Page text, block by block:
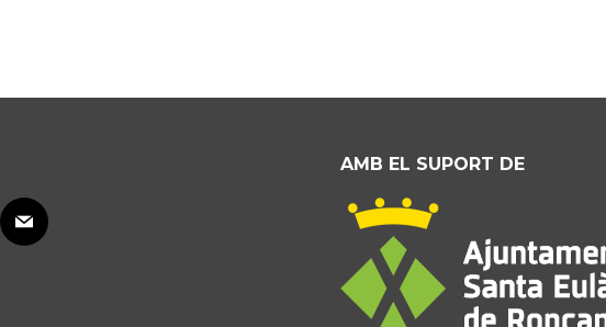
AMB EL SUPORT DE